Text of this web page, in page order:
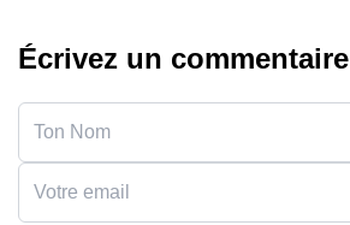
Écrivez un commentaire